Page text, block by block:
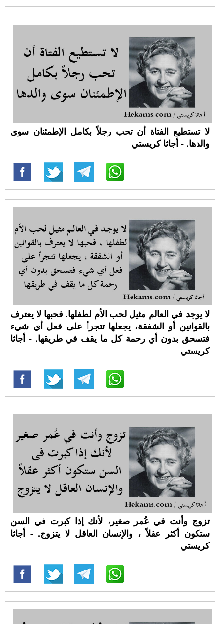
لا تستطيع الفتاة أن تحب رجلاً بكامل الإطمئنان سوى
والدها. - أجاثا كريستي
لا يوجد في العالم مثيل لحب الأم لطفلها. فحبها لا يعترف
بالقوانين أو الشفقة، يجعلها تتجرأ على فعل أي شيء
فتسحق بدون أي رحمة كل ما يقف في طريقها. - أجاثا
كريستي
تزوج وأنت في عُمر صغير، لأنك إذا كبرت في السن
ستكون أكثر عقلاً ، والإنسان العاقل لا يتزوج. - أجاثا
كريستي